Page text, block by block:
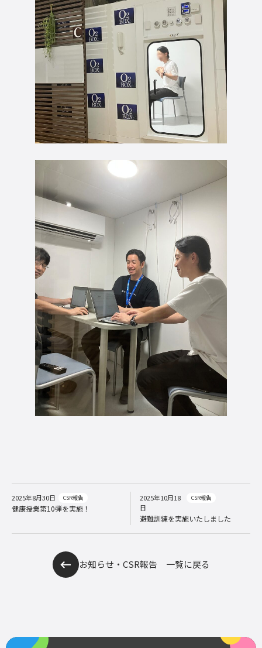
2025年8月30日 CSR報告
健康授業第10弾を実施！
2025年10月18
日
CSR報告
避難訓練を実施いたしました
お知らせ・CSR報告 一覧に戻る